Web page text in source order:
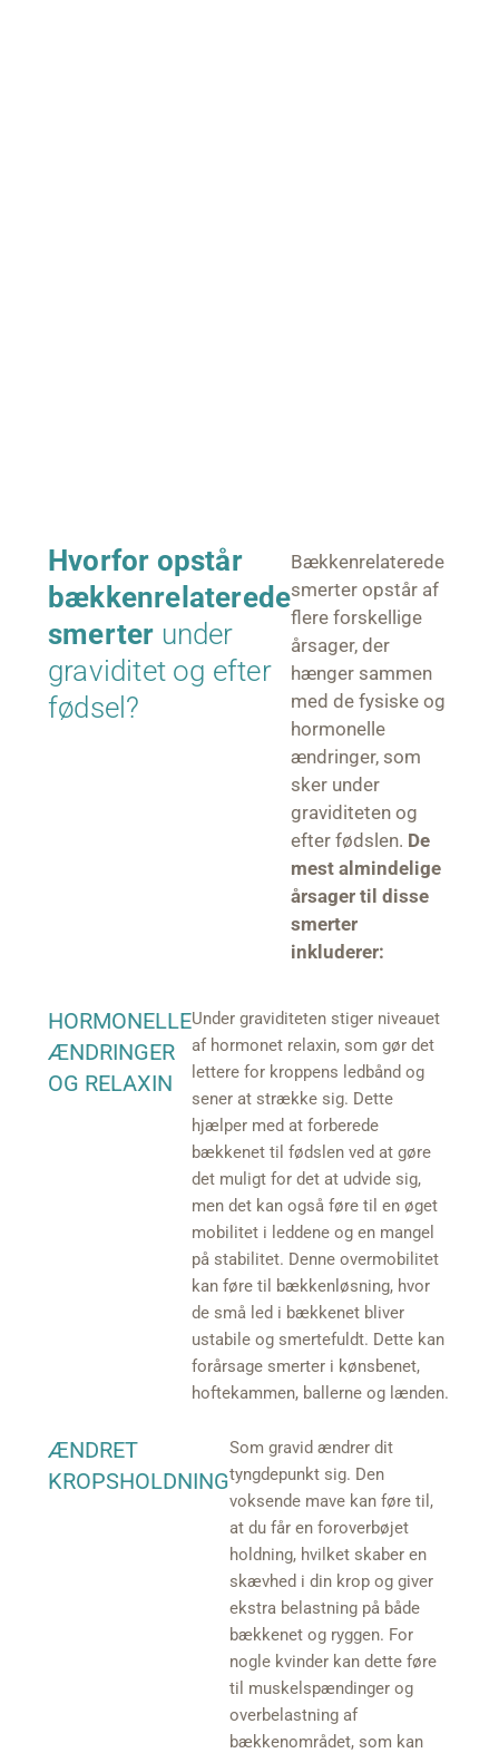
Hvorfor opstår
bækkenrelaterede
smerter under
graviditet og efter
fødsel?
Bækkenrelaterede
smerter opstår af
flere forskellige
årsager, der
hænger sammen
med de fysiske og
hormonelle
ændringer, som
sker under
graviditeten og
efter fødslen. De
mest almindelige
årsager til disse
smerter
inkluderer:
HORMONELLE
ÆNDRINGER
OG RELAXIN
Under graviditeten stiger niveauet
af hormonet relaxin, som gør det
lettere for kroppens ledbånd og
sener at strække sig. Dette
hjælper med at forberede
bækkenet til fødslen ved at gøre
det muligt for det at udvide sig,
men det kan også føre til en øget
mobilitet i leddene og en mangel
på stabilitet. Denne overmobilitet
kan føre til bækkenløsning, hvor
de små led i bækkenet bliver
ustabile og smertefuldt. Dette kan
forårsage smerter i kønsbenet,
hoftekammen, ballerne og lænden.
ÆNDRET
KROPSHOLDNING
Som gravid ændrer dit
tyngdepunkt sig. Den
voksende mave kan føre til,
at du får en foroverbøjet
holdning, hvilket skaber en
skævhed i din krop og giver
ekstra belastning på både
bækkenet og ryggen. For
nogle kvinder kan dette føre
til muskelspændinger og
overbelastning af
bækkenområdet, som kan